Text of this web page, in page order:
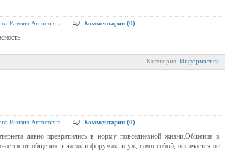
Рамзия Агтасовна Комментарии (0)
Категория: Информатика
Рамзия Агтасовна Комментарии (0)
давно превратились в норму повседневной жизни.Общение в
от общения в чатах и форумах, и уж, само собой, отличается от